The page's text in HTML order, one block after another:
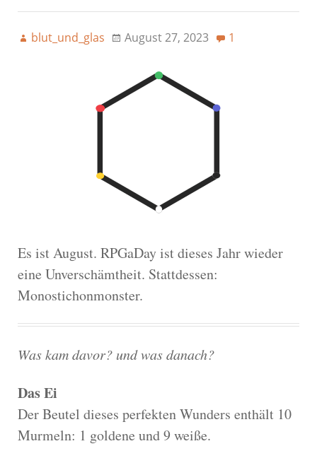
blut_und_glas August 27, 2023 1
Es ist August. RPGaDay ist dieses Jahr wieder
eine Unverschämtheit. Stattdessen:
Monostichonmonster.
Was kam davor? und was danach?
Das Ei
Der Beutel dieses perfekten Wunders enthält 10
Murmeln: 1 goldene und 9 weiße.